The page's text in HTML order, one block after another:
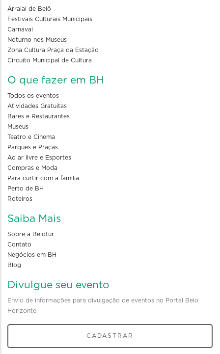
Arraial de Belô
Festivais Culturais Municipais
Carnaval
Noturno nos Museus
Zona Cultura Praça da Estação
Circuito Municipal de Cultura
O que fazer em BH
Todos os eventos
Atividades Gratuitas
Bares e Restaurantes
Museus
Teatro e Cinema
Parques e Praças
Ao ar livre e Esportes
Compras e Moda
Para curtir com a familia
Perto de BH
Roteiros
Saiba Mais
Sobre a Belotur
Contato
Negócios em BH
Blog
Divulgue seu evento
Envio de informações para divulgação de eventos no Portal Belo
Horizonte
CADASTRAR